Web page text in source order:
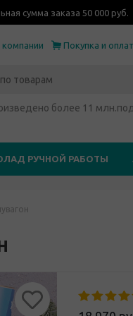
сумма заказа 50 000 руб.
Покупка и
более 11
РУЧНОЙ РАБОТЫ